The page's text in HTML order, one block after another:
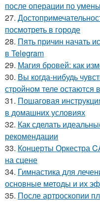
после операции по
27.
посмотреть в городе
28. Пять причин начать
в Telegram
29. Магия бровей: как
30. Вы когда-нибудь
стройном теле остаются
31. Пошаговая
в домашних условиях
32. Как сделать
рекомендации
33. Концерты Оркестра
на сцене
34. Гимнастика для
основные методы и их
35. После артроскопии